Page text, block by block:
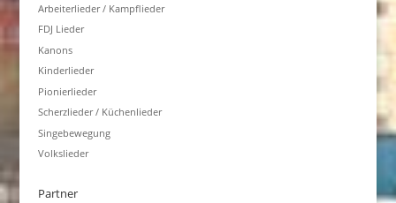
Arbeiterlieder / Kampflieder
FDJ Lieder
Kanons
Kinderlieder
Pionierlieder
Scherzlieder / Küchenlieder
Singebewegung
Volkslieder
Partner